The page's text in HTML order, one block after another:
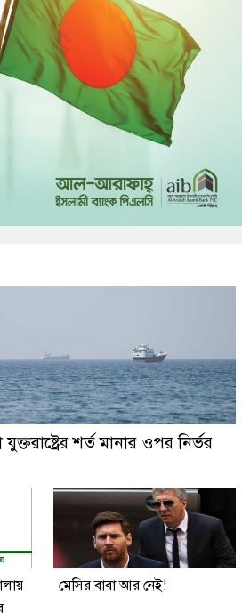
শর্ত মানার ওপর নির্ভর
মেসির বাবা আর নেই!